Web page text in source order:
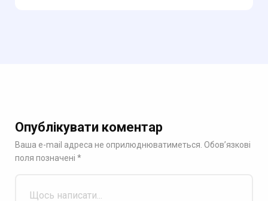
Опублікувати коментар
Ваша e-mail адреса не оприлюднюватиметься. Обов’язкові
поля позначені *